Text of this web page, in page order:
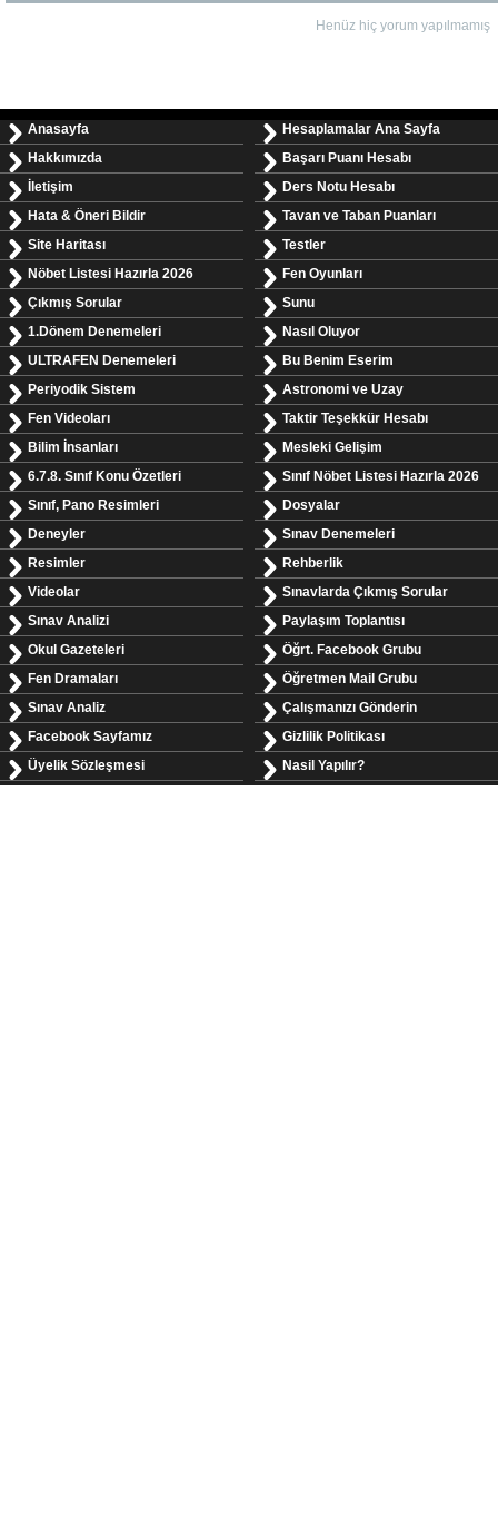
Henüz hiç yorum yapılmamış
Anasayfa
Hakkımızda
İletişim
Hata & Öneri Bildir
Site Haritası
Nöbet Listesi Hazırla 2026
Çıkmış Sorular
1.Dönem Denemeleri
ULTRAFEN Denemeleri
Periyodik Sistem
Fen Videoları
Bilim İnsanları
6.7.8. Sınıf Konu Özetleri
Sınıf, Pano Resimleri
Deneyler
Resimler
Videolar
Sınav Analizi
Okul Gazeteleri
Fen Dramaları
Sınav Analiz
Facebook Sayfamız
Üyelik Sözleşmesi
Hesaplamalar Ana Sayfa
Başarı Puanı Hesabı
Ders Notu Hesabı
Tavan ve Taban Puanları
Testler
Fen Oyunları
Sunu
Nasıl Oluyor
Bu Benim Eserim
Astronomi ve Uzay
Taktir Teşekkür Hesabı
Mesleki Gelişim
Sınıf Nöbet Listesi Hazırla 2026
Dosyalar
Sınav Denemeleri
Rehberlik
Sınavlarda Çıkmış Sorular
Paylaşım Toplantısı
Öğrt. Facebook Grubu
Öğretmen Mail Grubu
Çalışmanızı Gönderin
Gizlilik Politikası
Nasil Yapılır?